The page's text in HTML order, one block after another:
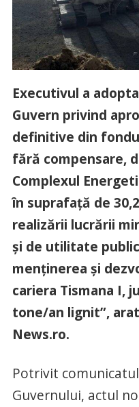
Executivul a
Guvern privind
definitive din
fără compensare,
Complexul
în suprafaţă de
realizării lucrării
şi de utilitate
menţinerea şi
cariera Tismana I,
tone/an lignit”,
News.ro.
Potrivit
Guvernului, actul